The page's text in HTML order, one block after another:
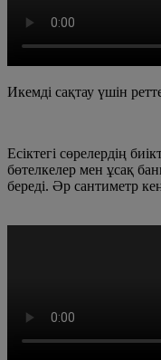
Икемді сақтау үшін
Есіктегі сөрелердің
бөтелкелер мен ұсақ
береді. Әр сантиметр